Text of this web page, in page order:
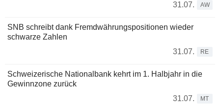
31.07.
AW
SNB schreibt dank Fremdwährungspositionen wieder
schwarze Zahlen
31.07.
RE
Schweizerische Nationalbank kehrt im 1. Halbjahr in die
Gewinnzone zurück
31.07.
MT